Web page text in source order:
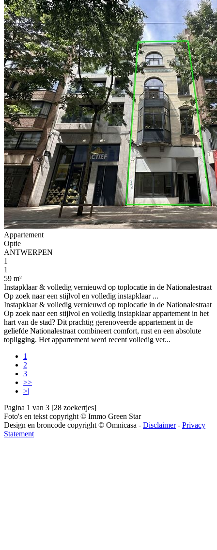
Appartement
Optie
ANTWERPEN
1
1
59 m²
Instapklaar & volledig vernieuwd op toplocatie in de Nationalestraat
Op zoek naar een stijlvol en volledig instapklaar ...
Instapklaar & volledig vernieuwd op toplocatie in de Nationalestraat
Op zoek naar een stijlvol en volledig instapklaar appartement in het
hart van de stad? Dit prachtig gerenoveerde appartement in de
geliefde Nationalestraat combineert comfort, rust en een absolute
topligging. Het appartement werd recent volledig ver...
1
2
3
>>
>|
Pagina 1 van 3 [28 zoekertjes]
Foto's en tekst copyright © Immo Green Star
Design en broncode copyright © Omnicasa - Disclaimer- Privacy
Statement